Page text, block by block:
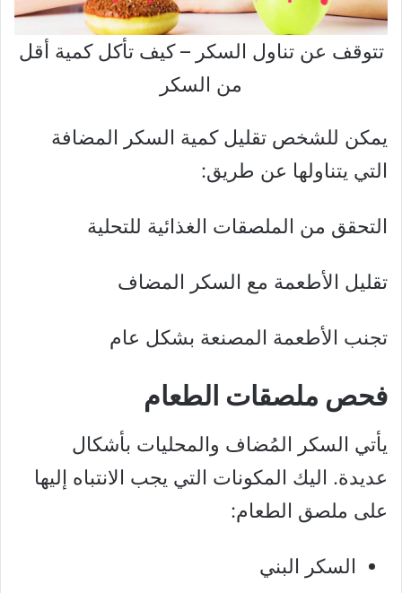
تتوقف عن تناول السكر – كيف تأكل كمية أقل
من السكر
يمكن للشخص تقليل كمية السكر المضافة
التي يتناولها عن طريق:
التحقق من الملصقات الغذائية للتحلية
تقليل الأطعمة مع السكر المضاف
تجنب الأطعمة المصنعة بشكل عام
فحص ملصقات الطعام
يأتي السكر المُضاف والمحليات بأشكال
عديدة. اليك المكونات التي يجب الانتباه إليها
على ملصق الطعام:
السكر البني